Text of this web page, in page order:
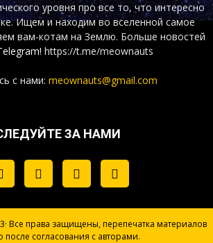
уровня про все то, что интересно
Ищем и находим во вселенной самое
вам-котам на Землю. Больше новостей
https://t.me/meownauts
с нами: meownauts@gmail.com
ЗА НАМИ
Все права защищены, перепечатка материалов
после согласования с авторами.